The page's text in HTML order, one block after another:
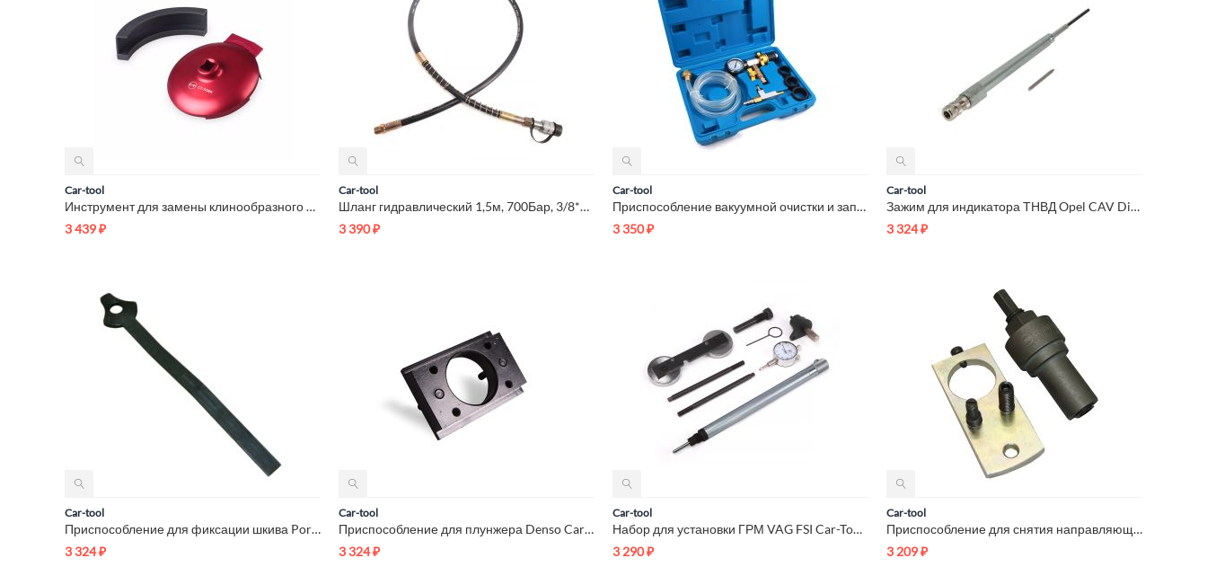
Car-tool
Инструмент для замены клинообразного ремня BMW N52K Car-Tool ...
3 439₽
Car-tool
Шланг гидравлический 1,5м, 700Бар, 3/8*М24 Car-Tool CT-3037H
3 390₽
Car-tool
Приспособление вакуумной очистки и заправки системы охлаждени...
3 350₽
Car-tool
Зажим для индикатора ТНВД Opel CAV Diesel Car-Tool CT-Z008
3 324₽
Car-tool
Приспособление для фиксации шкива Porsche Car-Tool CT-3913
3 324₽
Car-tool
Приспособление для плунжера Denso Car-Tool CT-N004
3 324₽
Car-tool
Набор для установки ГРМ VAG FSI Car-Tool CT-E009
3 290₽
Car-tool
Приспособление для снятия направляющей башмака ГБЦ Car-Tool C...
3 209₽